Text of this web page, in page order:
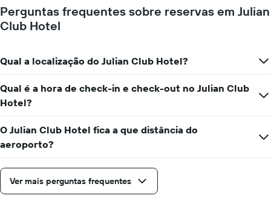
Perguntas frequentes sobre reservas em Julian
Club Hotel
Qual a localização do Julian Club Hotel?
Qual é a hora de check-in e check-out no Julian Club
Hotel?
O Julian Club Hotel fica a que distância do
aeroporto?
Ver mais perguntas frequentes